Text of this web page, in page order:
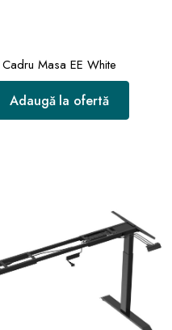
Cadru Masa EE White
Adaugă la ofertă